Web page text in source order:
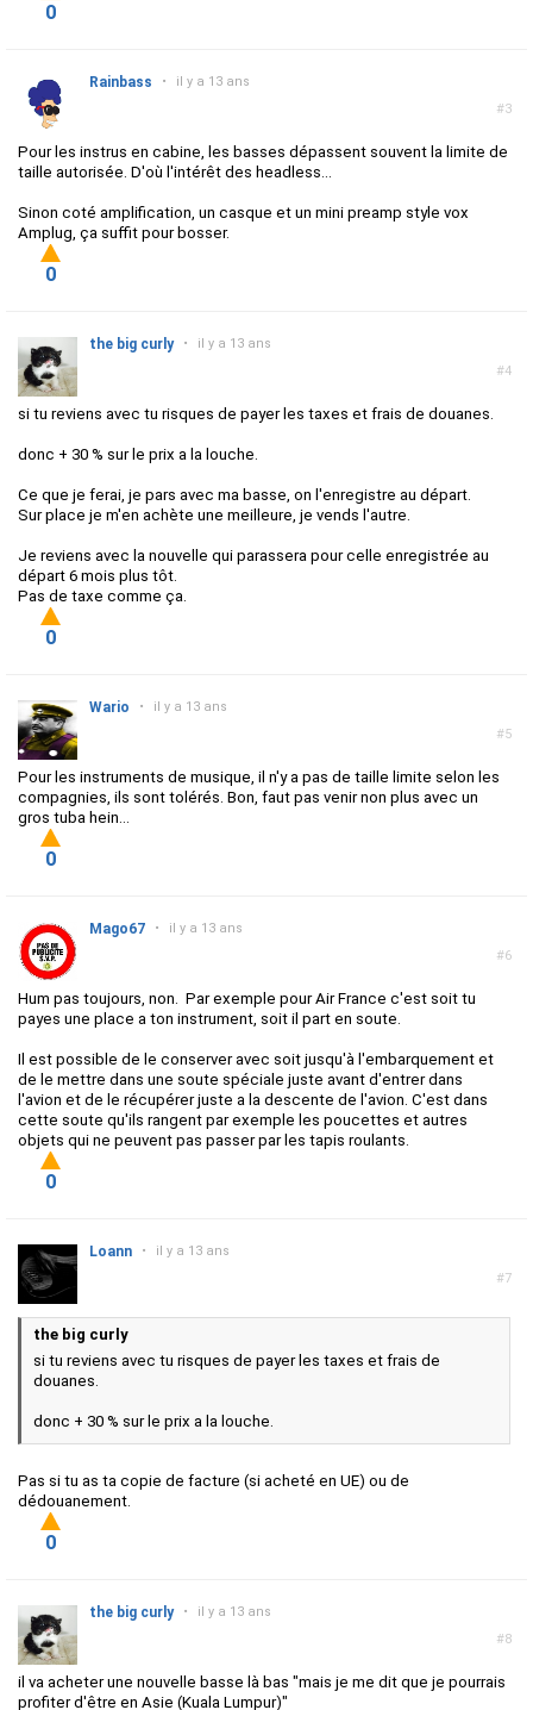
0
#3
Rainbass • il y a 13 ans
Pour les instrus en cabine, les basses dépassent souvent la limite de
taille autorisée. D'où l'intérêt des headless...
Sinon coté amplification, un casque et un mini preamp style vox
Amplug, ça suffit pour bosser.
0
#4
the big curly • il y a 13 ans
si tu reviens avec tu risques de payer les taxes et frais de douanes.
donc + 30 % sur le prix a la louche.
Ce que je ferai, je pars avec ma basse, on l'enregistre au départ.
Sur place je m'en achète une meilleure, je vends l'autre.
Je reviens avec la nouvelle qui parassera pour celle enregistrée au
départ 6 mois plus tôt.
Pas de taxe comme ça.
0
#5
Wario • il y a 13 ans
Pour les instruments de musique, il n'y a pas de taille limite selon les
compagnies, ils sont tolérés. Bon, faut pas venir non plus avec un
gros tuba hein...
0
#6
Mago67 • il y a 13 ans
Hum pas toujours, non. Par exemple pour Air France c'est soit tu
payes une place a ton instrument, soit il part en soute.
Il est possible de le conserver avec soit jusqu'à l'embarquement et
de le mettre dans une soute spéciale juste avant d'entrer dans
l'avion et de le récupérer juste a la descente de l'avion. C'est dans
cette soute qu'ils rangent par exemple les poucettes et autres
objets qui ne peuvent pas passer par les tapis roulants.
0
#7
Loann • il y a 13 ans
the big curly
si tu reviens avec tu risques de payer les taxes et frais de
douanes.
donc + 30 % sur le prix a la louche.
Pas si tu as ta copie de facture (si acheté en UE) ou de
dédouanement.
0
#8
the big curly • il y a 13 ans
il va acheter une nouvelle basse là bas "mais je me dit que je pourrais
profiter d'être en Asie (Kuala Lumpur)"